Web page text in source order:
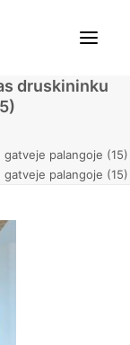
druskininku
palangoje (15)
palangoje (15)